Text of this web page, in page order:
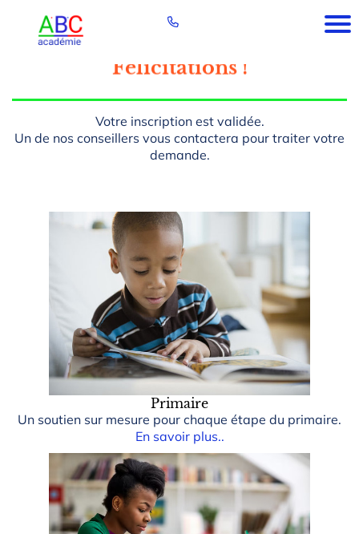
Félicitations !
Votre inscription est validée.
Un de nos conseillers vous contactera pour traiter votre
demande.
Primaire
Un soutien sur mesure pour chaque étape du primaire.
En savoir plus..